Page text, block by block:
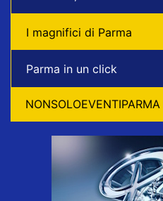
I magnifici di Parma
Parma in un click